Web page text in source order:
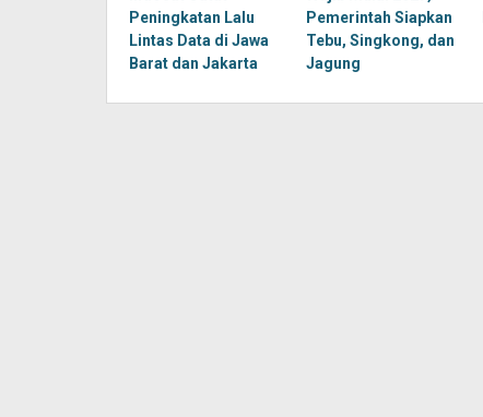
Peningkatan Lalu
Lintas Data di Jawa
Barat dan Jakarta
Pemerintah Siapkan
Tebu, Singkong, dan
Jagung